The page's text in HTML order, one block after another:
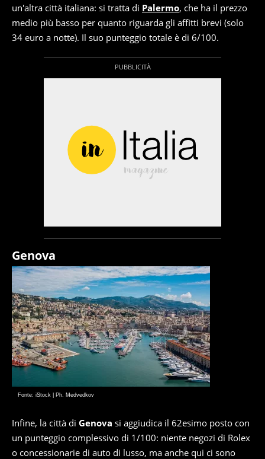
un'altra città italiana: si tratta di Palermo, che ha il prezzo
medio più basso per quanto riguarda gli affitti brevi (solo
34 euro a notte). Il suo punteggio totale è di 6/100.
Genova
Fonte: iStock | Ph. Medvedkov
Infine, la città di Genova si aggiudica il 62esimo posto con
un punteggio complessivo di 1/100: niente negozi di Rolex
o concessionarie di auto di lusso, ma anche qui ci sono